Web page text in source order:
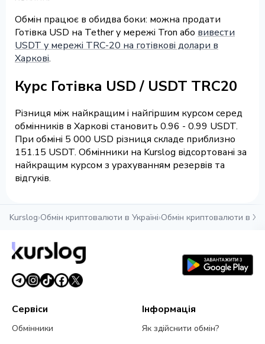
Обмін працює в обидва боки: можна продати
Готівка USD на Tether у мережі Tron або вивести
USDT у мережі TRC-20 на готівкові долари в
Харкові.
Курс Готівка USD / USDT TRC20
Різниця між найкращим і найгіршим курсом серед
обмінників в Харкові становить 0.96 - 0.99 USDT.
При обміні 5 000 USD різниця складе приблизно
151.15 USDT. Обмінники на Kurslog відсортовані за
найкращим курсом з урахуванням резервів та
відгуків.
Kurslog›Обмін криптовалюти в Україні›Обмін криптовалюти в
Сервіси
Обмінники
Інформація
Як здійснити обмін?